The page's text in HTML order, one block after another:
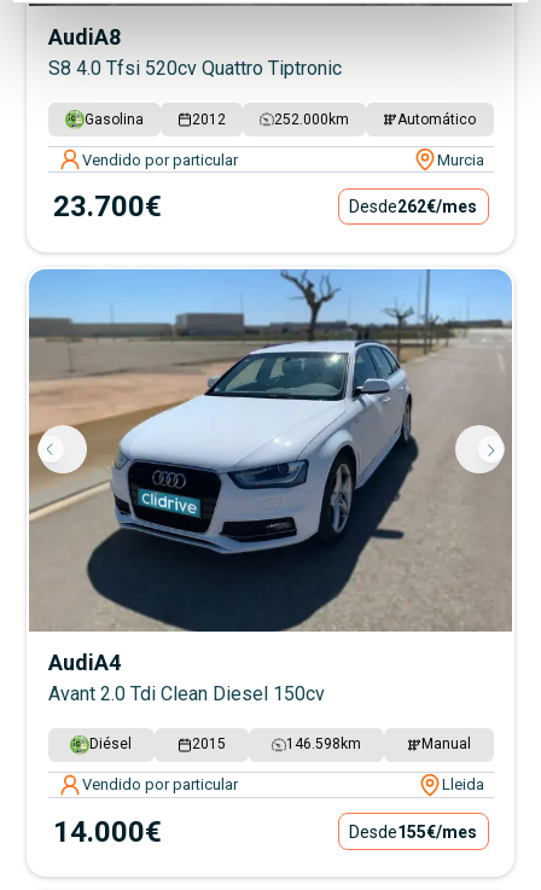
AudiA8
S8 4.0 Tfsi 520cv Quattro Tiptronic
Gasolina 2012 252.000 km Automático
Vendido por particular Murcia
23.700€ Desde262€/mes
AudiA4
Avant 2.0 Tdi Clean Diesel 150cv
Diésel 2015 146.598 km Manual
Vendido por particular Lleida
14.000€ Desde155€/mes